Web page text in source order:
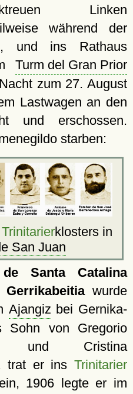
Linken
während der
und ins Rathaus
Turm del Gran Prior
zum 27. August
Lastwagen an den
und erschossen.
starben:
Trinitarierklosters in
San Juan
de Santa Catalina
Gerrikabeitiawurde
Ajangiz bei Gernika-
Sohn von Gregorio
und Cristina
trat er ins Trinitarier
1906 legte er im